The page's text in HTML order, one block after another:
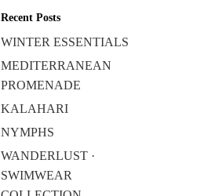
Recent Posts
WINTER ESSENTIALS
MEDITERRANEAN
PROMENADE
KALAHARI
NYMPHS
WANDERLUST ·
SWIMWEAR